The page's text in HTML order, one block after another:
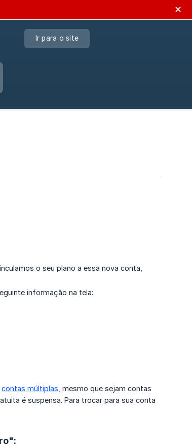
✕
Ir para o site
o seu plano a essa nova conta,
informação na tela:
contas múltiplas , mesmo que sejam contas
é suspensa. Para trocar para sua conta